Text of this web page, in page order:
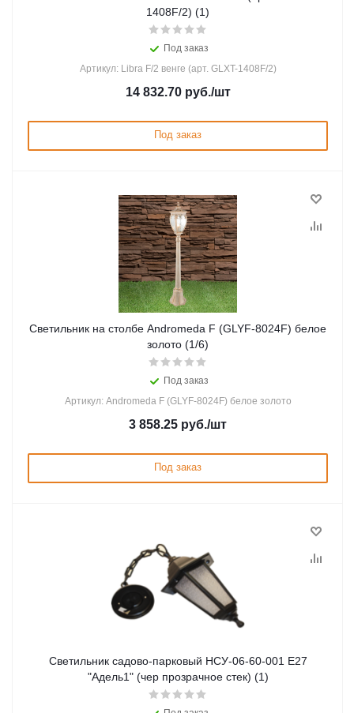
1408F/2) (1)
Под заказ
Артикул: Libra F/2 венге (арт. GLXT-1408F/2)
14 832.70руб./шт
Под заказ
Светильник на столбе Andromeda F (GLYF-8024F) белое
золото (1/6)
Под заказ
Артикул: Andromeda F (GLYF-8024F) белое золото
3 858.25 руб./шт
Под заказ
Светильник садово-парковый НСУ-06-60-001 Е27
"Адель1" (чер прозрачное стек) (1)